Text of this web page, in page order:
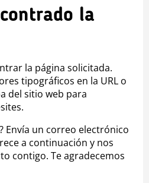
la
la página solicitada.
tipográficos en la URL o
del sitio web para
Envía un correo electrónico
a continuación y nos
contigo. Te agradecemos